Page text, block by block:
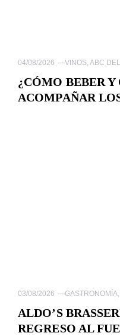
04/08/2026 —VINOS, ABC
¿CÓMO BEBER Y
ACOMPAÑAR
03/08/2026 —GASTRONOMÍA,
ALDO’S
REGRESO AL